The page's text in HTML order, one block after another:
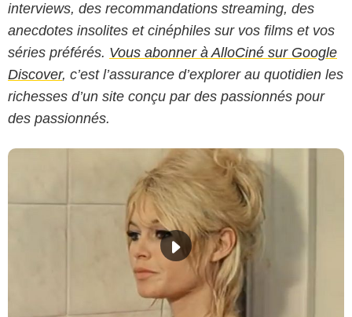
interviews, des recommandations streaming, des
anecdotes insolites et cinéphiles sur vos films et vos
séries préférés. Vous abonner à AlloCiné sur Google
Discover, c’est l’assurance d’explorer au quotidien les
richesses d’un site conçu par des passionnés pour
des passionnés.